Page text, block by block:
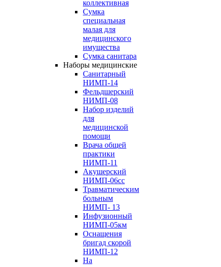
коллективная
Сумка
специальная
малая для
медицинского
имущества
Сумка санитара
Наборы медицинские
Cанитарный
НИМП-14
Фельдшерский
НИМП-08
Набор изделий
для
медицинской
помощи
Врача общей
практики
НИМП-11
Акушерский
НИМП-06сс
Травматическим
больным
НИМП- 13
Инфузионный
НИМП-05км
Оснащения
бригад скорой
НИМП-12
На